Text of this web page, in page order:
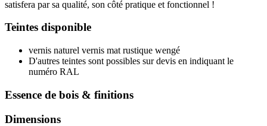
satisfera par sa qualité, son côté pratique et fonctionnel !
Teintes disponible
vernis naturel vernis mat rustique wengé
D'autres teintes sont possibles sur devis en indiquant le
numéro RAL
Essence de bois & finitions
Dimensions